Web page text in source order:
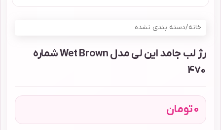
خانه/دسته بندی نشده
رژ لب جامد این لی مدل Wet Brown شماره
470
0تومان